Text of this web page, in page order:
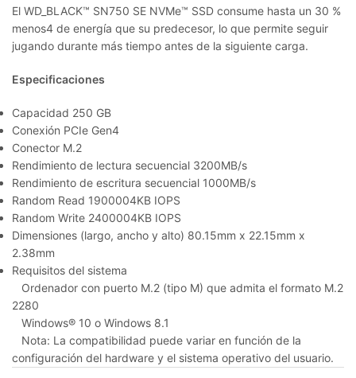
El WD_BLACK™ SN750 SE NVMe™ SSD consume hasta un 30 %
menos4 de energía que su predecesor, lo que permite seguir
jugando durante más tiempo antes de la siguiente carga.
Especificaciones
Capacidad 250 GB
Conexión PCIe Gen4
Conector M.2
Rendimiento de lectura secuencial 3200MB/s
Rendimiento de escritura secuencial 1000MB/s
Random Read 1900004KB IOPS
Random Write 2400004KB IOPS
Dimensiones (largo, ancho y alto) 80.15mm x 22.15mm x
2.38mm
Requisitos del sistema
Ordenador con puerto M.2 (tipo M) que admita el formato M.2
2280
Windows® 10 o Windows 8.1
Nota: La compatibilidad puede variar en función de la
configuración del hardware y el sistema operativo del usuario.